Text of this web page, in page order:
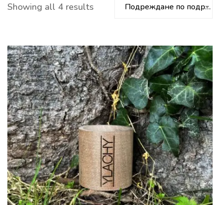
Showing all 4 results Подреждане по подразбиране